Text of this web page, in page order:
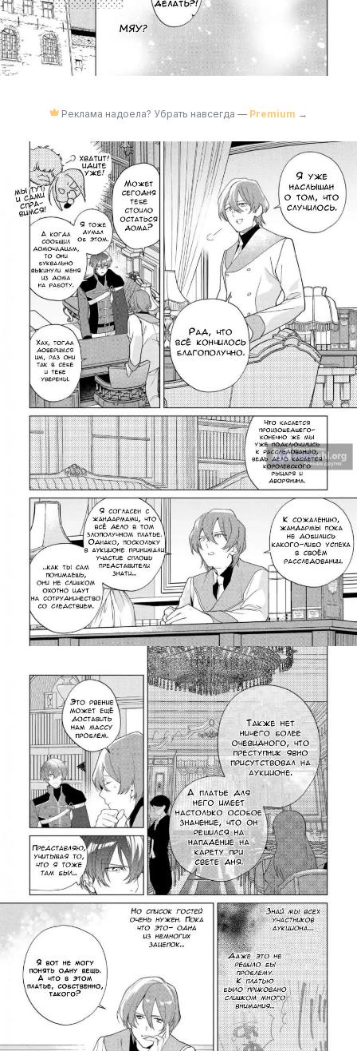
Реклама надоела? Убрать навсегда — Premium →